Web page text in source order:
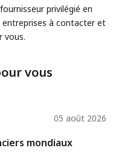
privilégié en
vous.
vous
05 août 2026
mondiaux